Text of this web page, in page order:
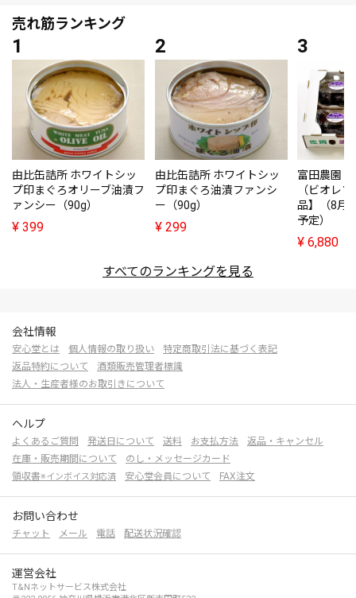
売れ筋ランキング
由比缶詰所 ホワイトシッ
プ印まぐろオリーブ油漬フ
ァンシー（90g）
¥ 399
由比缶詰所 ホワイトシッ
プ印まぐろ油漬ファンシ
ー（90g）
¥ 299
富田農園
（ビオレ
品】（8月
予定）
¥ 6,880
すべてのランキングを見る
会社情報
安心堂とは 個人情報の取り扱い
特定商取引法に基づく表記
返品特約について
酒類販売管理者標識
法人・生産者様のお取引きについて
ヘルプ
よくあるご質問 発送日について 送料 お支払方法
返品・キャンセル
在庫・販売期間について
のし・メッセージカード
領収書※インボイス対応済 安心堂会員について FAX注文
お問い合わせ
チャット メール 電話 配送状況確認
運営会社
T&Nネットサービス株式会社